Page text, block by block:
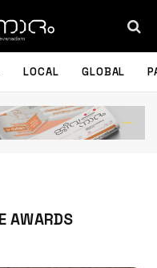
LOCAL GLOBAL
AWARDS